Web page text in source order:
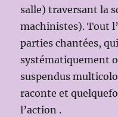
salle) traversant la
machinistes). Tout
parties chantées,
systématiquement
suspendus
raconte et
l’action .